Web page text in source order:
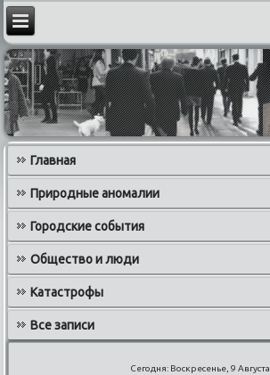
Главная
Природные аномалии
Городские события
Общество и люди
Катастрофы
Все записи
Сегодня: Воскресенье, 9 Августа